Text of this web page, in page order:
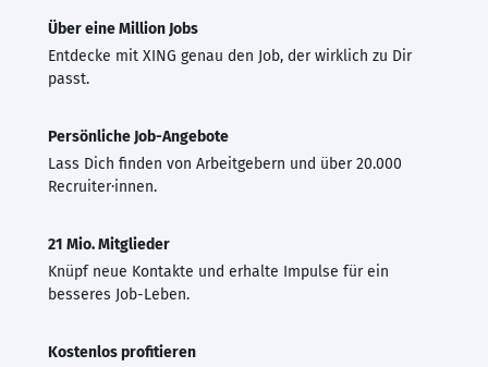
Über eine Million Jobs
Entdecke mit XING genau den Job, der wirklich zu Dir
passt.
Persönliche Job-Angebote
Lass Dich finden von Arbeitgebern und über 20.000
Recruiter·innen.
21 Mio. Mitglieder
Knüpf neue Kontakte und erhalte Impulse für ein
besseres Job-Leben.
Kostenlos profitieren